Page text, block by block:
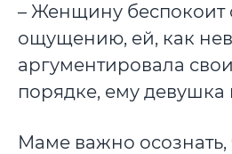
– Женщину беспокоит
ощущению, ей, как
аргументировала
порядке, ему девушка
Маме важно